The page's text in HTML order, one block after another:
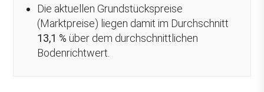
Die aktuellen Grundstückspreise
(Marktpreise) liegen damit im Durchschnitt
13,1 % über dem durchschnittlichen
Bodenrichtwert.